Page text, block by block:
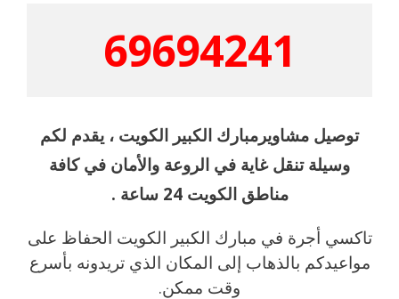
69694241
توصيل مشاويرمبارك الكبير الكويت ، يقدم لكم
وسيلة تنقل غاية في الروعة والأمان في كافة
مناطق الكويت 24 ساعة .
تاكسي أجرة في مبارك الكبير الكويت الحفاظ على
مواعيدكم بالذهاب إلى المكان الذي تريدونه بأسرع
وقت ممكن.